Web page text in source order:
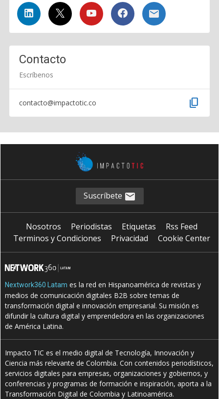
Contacto
Escríbenos
contacto@impactotic.co content_copy
Suscríbete
Nosotros Periodistas Etiquetas
Rss Feed
Terminos y Condiciones
Privacidad Cookie Center
Nextwork360 Latam es la red en Hispanoamérica de revistas y
medios de comunicación digitales B2B sobre temas de
transformación digital e innovación empresarial. Su misión es
difundir la cultura digital y emprendedora en las organizaciones
de América Latina.
Impacto TIC es el medio digital de Tecnología, Innovación y
Ciencia más relevante de Colombia. Con contenidos periodísticos,
servicios digitales para empresas, organizaciones y gobiernos, y
conferencias y programas de formación e inspiración, aporta a la
Transformación Digital de Colombia y Latinoamérica.